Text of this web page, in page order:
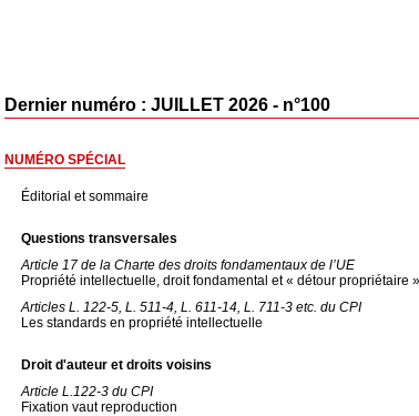
Dernier numéro : JUILLET 2026 - n°100
NUMÉRO SPÉCIAL
Éditorial et sommaire
Questions transversales
Article 17 de la Charte des droits fondamentaux de l’UE
Propriété intellectuelle, droit fondamental et « détour propriétaire »
Articles L. 122-5, L. 511-4, L. 611-14, L. 711-3 etc. du CPI
Les standards en propriété intellectuelle
Droit d'auteur et droits voisins
Article L.122-3 du CPI
Fixation vaut reproduction